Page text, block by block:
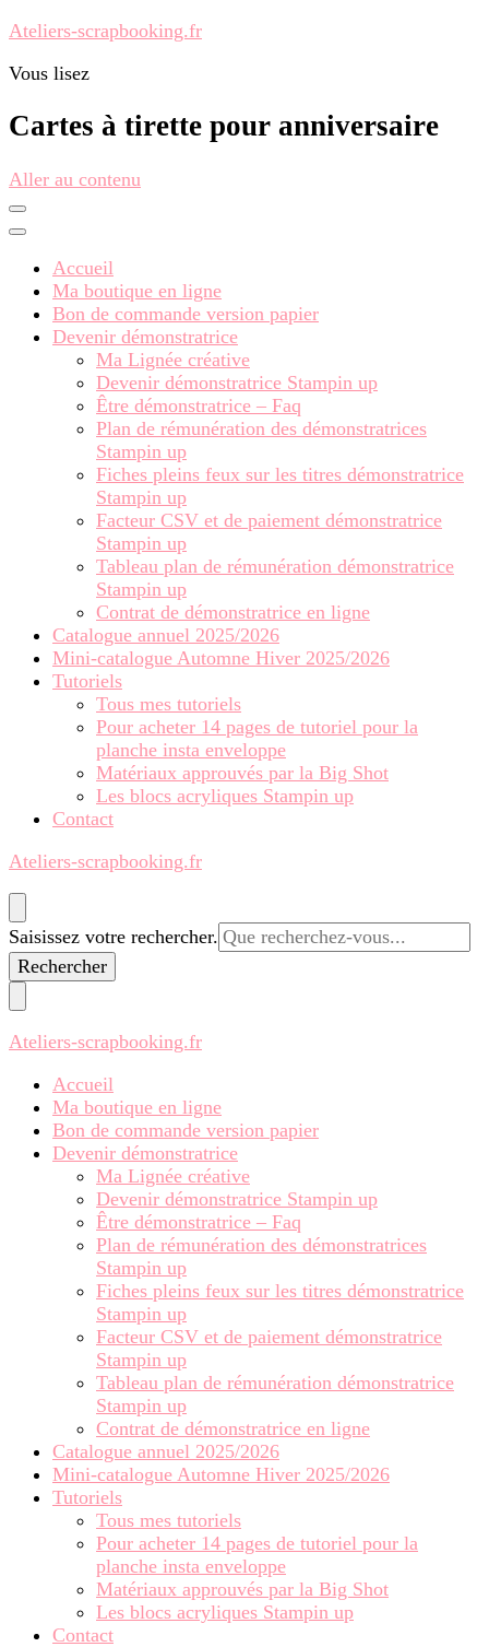
Ateliers-scrapbooking.fr
Vous lisez
Cartes à tirette pour anniversaire
Aller au contenu
Accueil
Ma boutique en ligne
Bon de commande version papier
Devenir démonstratrice
Ma Lignée créative
Devenir démonstratrice Stampin up
Être démonstratrice – Faq
Plan de rémunération des démonstratrices
Stampin up
Fiches pleins feux sur les titres démonstratrice
Stampin up
Facteur CSV et de paiement démonstratrice
Stampin up
Tableau plan de rémunération démonstratrice
Stampin up
Contrat de démonstratrice en ligne
Catalogue annuel 2025/2026
Mini-catalogue Automne Hiver 2025/2026
Tutoriels
Tous mes tutoriels
Pour acheter 14 pages de tutoriel pour la
planche insta enveloppe
Matériaux approuvés par la Big Shot
Les blocs acryliques Stampin up
Contact
Ateliers-scrapbooking.fr
Vous
recherchiez
quelque
Saisissez votre rechercher.
Ateliers-scrapbooking.fr
Accueil
Ma boutique en ligne
Bon de commande version papier
Devenir démonstratrice
Ma Lignée créative
Devenir démonstratrice Stampin up
Être démonstratrice – Faq
Plan de rémunération des démonstratrices
Stampin up
Fiches pleins feux sur les titres démonstratrice
Stampin up
Facteur CSV et de paiement démonstratrice
Stampin up
Tableau plan de rémunération démonstratrice
Stampin up
Contrat de démonstratrice en ligne
Catalogue annuel 2025/2026
Mini-catalogue Automne Hiver 2025/2026
Tutoriels
Tous mes tutoriels
Pour acheter 14 pages de tutoriel pour la
planche insta enveloppe
Matériaux approuvés par la Big Shot
Les blocs acryliques Stampin up
Contact